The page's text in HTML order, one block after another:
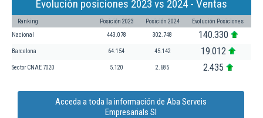
Evolución posiciones 2023 vs 2024 - Ventas
Ranking Posición 2023 Posición 2024 Evolución Posiciones
Nacional 443.078 302.748 140.330
Barcelona 64.154 45.142 19.012
Sector CNAE 7020 5.120 2.685 2.435
Acceda a toda la información de Aba Serveis
Empresarials Sl